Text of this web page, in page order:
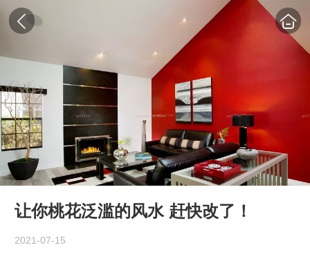
让你桃花泛滥的风水 赶快改了！
2021-07-15